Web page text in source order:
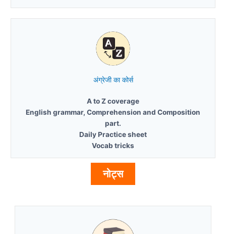
अंग्रेजी का कोर्स
A to Z coverage
English grammar, Comprehension and Composition
part.
Daily Practice sheet
Vocab tricks
नोट्स